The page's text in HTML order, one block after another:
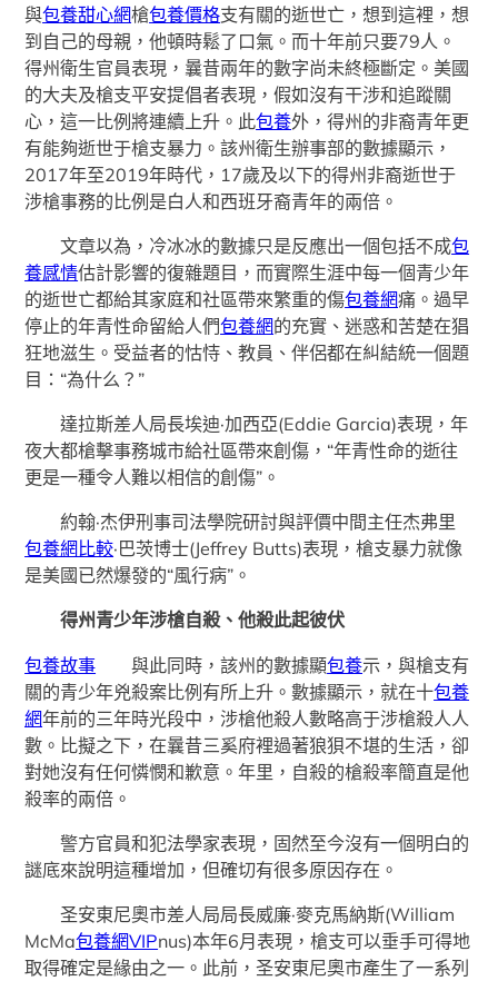
與包養甜心網槍包養價格支有關的逝世亡，想到這裡，想
到自己的母親，他頓時鬆了口氣。而十年前只要79人。
得州衛生官員表現，曩昔兩年的數字尚未終極斷定。美國
的大夫及槍支平安提倡者表現，假如沒有干涉和追蹤關
心，這一比例將連續上升。此包養外，得州的非裔青年更
有能夠逝世于槍支暴力。該州衛生辦事部的數據顯示，
2017年至2019年時代，17歲及以下的得州非裔逝世于
涉槍事務的比例是白人和西班牙裔青年的兩倍。
文章以為，冷冰冰的數據只是反應出一個包括不成包
養感情估計影響的復雜題目，而實際生涯中每一個青少年
的逝世亡都給其家庭和社區帶來繁重的傷包養網痛。過早
停止的年青性命留給人們包養網的充實、迷惑和苦楚在猖
狂地滋生。受益者的怙恃、教員、伴侶都在糾結統一個題
目：“為什么？”
達拉斯差人局長埃迪·加西亞(Eddie Garcia)表現，年
夜大都槍擊事務城市給社區帶來創傷，“年青性命的逝往
更是一種令人難以相信的創傷”。
約翰·杰伊刑事司法學院研討與評價中間主任杰弗里
包養網比較·巴茨博士(Jeffrey Butts)表現，槍支暴力就像
是美國已然爆發的“風行病”。
得州青少年涉槍自殺、他殺此起彼伏
包養故事 與此同時，該州的數據顯包養示，與槍支有
關的青少年兇殺案比例有所上升。數據顯示，就在十包養
網年前的三年時光段中，涉槍他殺人數略高于涉槍殺人人
數。比擬之下，在曩昔三奚府裡過著狼狽不堪的生活，卻
對她沒有任何憐憫和歉意。年里，自殺的槍殺率簡直是他
殺率的兩倍。
警方官員和犯法學家表現，固然至今沒有一個明白的
謎底來說明這種增加，但確切有很多原因存在。
圣安東尼奧市差人局局長威廉·麥克馬納斯(William
McMa包養網VIPnus)本年6月表現，槍支可以垂手可得地
取得確定是緣由之一。此前，圣安東尼奧市產生了一系列